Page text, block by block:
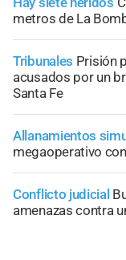
metros de La
Tribunales Prisión
acusados por un
Santa Fe
Allanamientos
megaoperativo
Conflicto judicial
amenazas contra